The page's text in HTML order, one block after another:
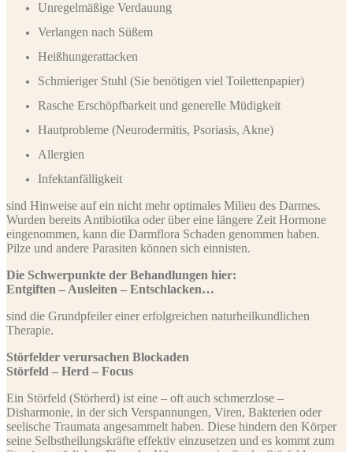
Unregelmäßige Verdauung
Verlangen nach Süßem
Heißhungerattacken
Schmieriger Stuhl (Sie benötigen viel Toilettenpapier)
Rasche Erschöpfbarkeit und generelle Müdigkeit
Hautprobleme (Neurodermitis, Psoriasis, Akne)
Allergien
Infektanfälligkeit
sind Hinweise auf ein nicht mehr optimales Milieu des Darmes.
Wurden bereits Antibiotika oder über eine längere Zeit Hormone
eingenommen, kann die Darmflora Schaden genommen haben.
Pilze und andere Parasiten können sich einnisten.
Die Schwerpunkte der Behandlungen hier:
Entgiften – Ausleiten – Entschlacken…
sind die Grundpfeiler einer erfolgreichen naturheilkundlichen
Therapie.
Störfelder verursachen Blockaden
Störfeld – Herd – Focus
Ein Störfeld (Störherd) ist eine – oft auch schmerzlose –
Disharmonie, in der sich Verspannungen, Viren, Bakterien oder
seelische Traumata angesammelt haben. Diese hindern den Körper
seine Selbstheilungskräfte effektiv einzusetzen und es kommt zum